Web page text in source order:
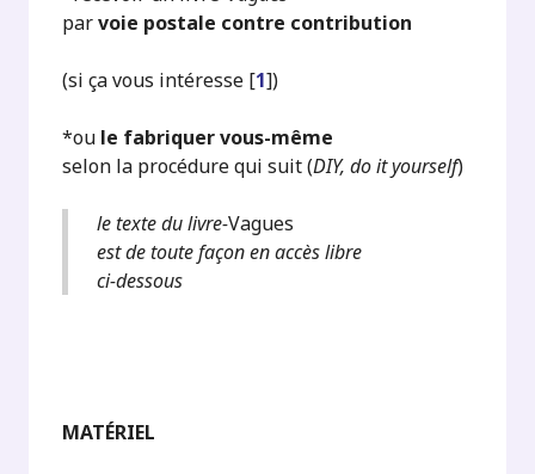
parvoie postale contre contribution
(si ça vous intéresse [1])
*ou le fabriquer vous-même
selon la procédure qui suit (DIY, do it yourself)
le texte du livre-Vagues
est de toute façon en accès libre
ci-dessous
MATÉRIEL